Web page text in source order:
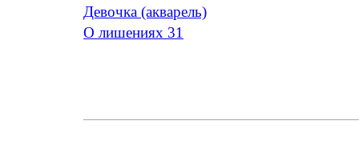
Девочка (акварель)
О лишениях 31